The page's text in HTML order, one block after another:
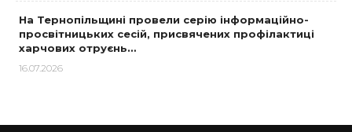
На Тернопільщині провели серію інформаційно-
просвітницьких сесій, присвячених профілактиці
харчових отруєнь…
16.07.2026